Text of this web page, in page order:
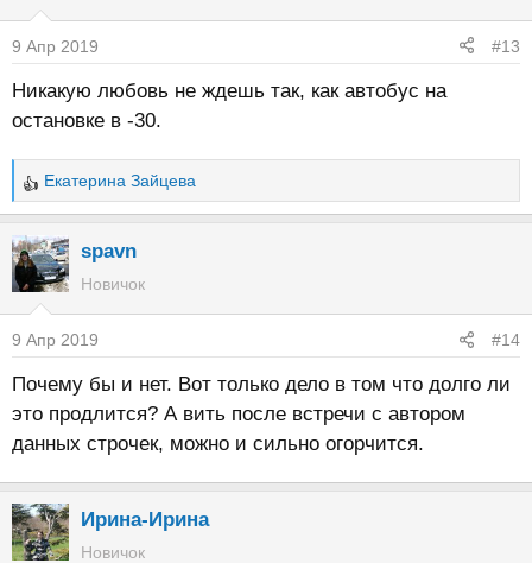
9 Апр 2019 #13
Никакую любовь не ждешь так, как автобус на
остановке в -30.
Р
е
а
к
ц
и
:
Екатерина Зайцева
spavn
Новичок
9 Апр 2019 #14
Почему бы и нет. Вот только дело в том что долго ли
это продлится? А вить после встречи с автором
данных строчек, можно и сильно огорчится.
Ирина-Ирина
Новичок